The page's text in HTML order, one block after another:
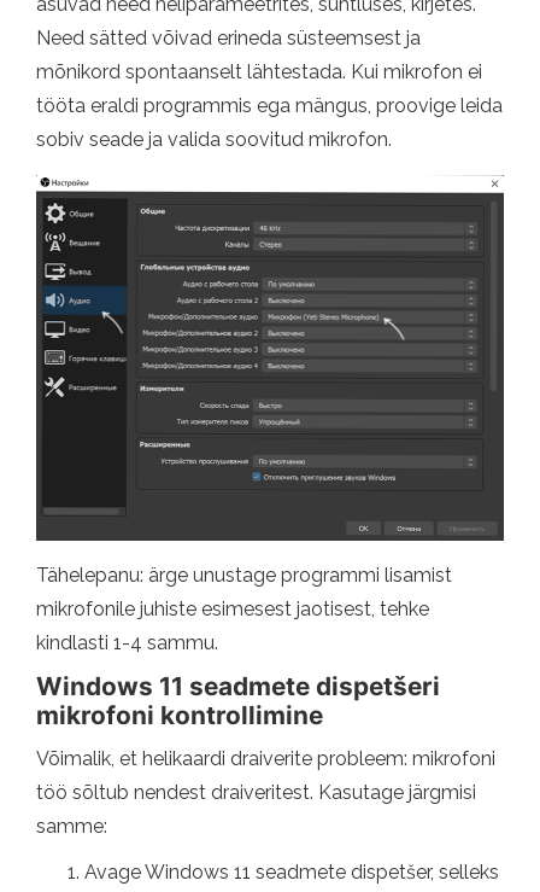
Need sätted võivad erineda süsteemsest ja
mõnikord spontaanselt lähtestada. Kui mikrofon ei
tööta eraldi programmis ega mängus, proovige leida
sobiv seade ja valida soovitud mikrofon.
Tähelepanu: ärge unustage programmi lisamist
mikrofonile juhiste esimesest jaotisest, tehke
kindlasti 1-4 sammu.
Windows 11 seadmete dispetšeri
mikrofoni kontrollimine
Võimalik, et helikaardi draiverite probleem: mikrofoni
töö sõltub nendest draiveritest. Kasutage järgmisi
samme:
Avage Windows 11 seadmete dispetšer, selleks